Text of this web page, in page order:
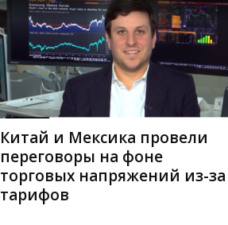
Китай и Мексика провели
переговоры на фоне
торговых напряжений из-за
тарифов